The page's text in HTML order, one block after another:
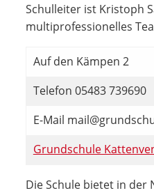
Schulleiter ist Kristoph
multiprofessionelles
Auf den Kämpen 2
Telefon 05483 739690
E-Mail
Grundschule
Die Schule bietet in